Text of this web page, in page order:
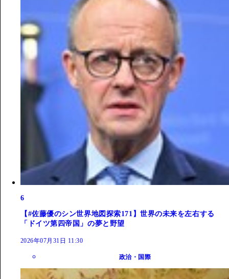
6
【#佐藤優のシン世界地図探索171】世界の未来を左右する
「ドイツ第四帝国」の夢と野望
2026年07月31日 11:30
政治・国際